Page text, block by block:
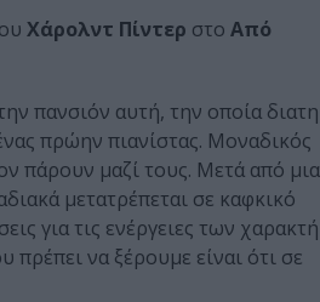
Χάρολντ Πίντερ στο Από
πανσιόν αυτή, την οποία
πρώην πιανίστας. Mοναδικός
πάρουν μαζί τους. Mετά από μια
μετατρέπεται σε καφκικό
για τις ενέργειες των
να ξέρουµε είναι ότι σε